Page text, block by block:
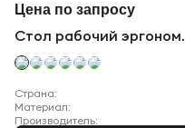
Стол рабочий эргоном.
Цена по запросу
Страна:
Материал:
Производитель: